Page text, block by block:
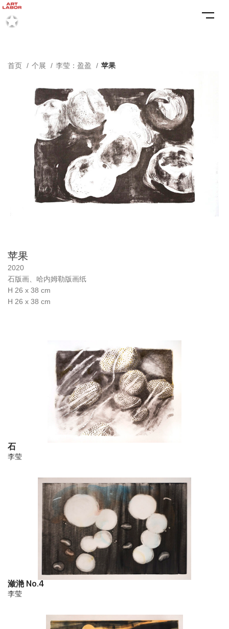
首页 个展 李莹：盈盈 苹果
苹果
2020
石版画、哈内姆勒版画纸
H 26 x 38 cm
H 26 x 38 cm
石
李莹
潋滟 No.4
李莹